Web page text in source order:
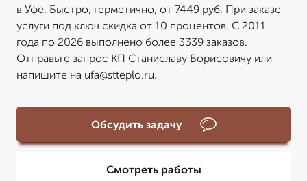
в Уфе. Быстро, герметично, от 7449 руб. При заказе
услуги под ключ скидка от 10 процентов. С 2011
года по 2026 выполнено более 3339 заказов.
Отправьте запрос КП Станиславу Борисовичу или
напишите на ufa@stteplo.ru.
Обсудить задачу
Смотреть работы